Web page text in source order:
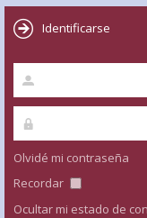
Identificarse
Olvidé mi contraseña
Recordar
Ocultar mi estado de